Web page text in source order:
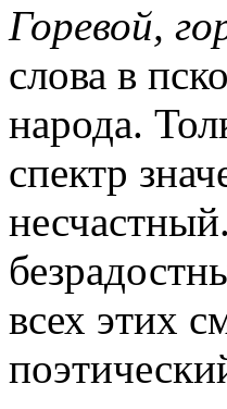
Горевой,
слова в
народа.
спектр
всех этих